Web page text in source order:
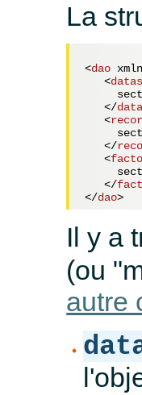
La
<dao
<
</
<
</
<
</
</dao>
Il y a
(ou
autre